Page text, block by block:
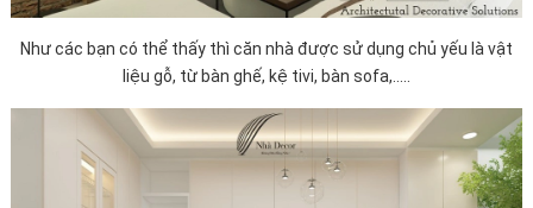
Như các bạn có thể thấy thì căn nhà được sử dụng chủ yếu là vật
liệu gỗ, từ bàn ghế, kệ tivi, bàn sofa,.....